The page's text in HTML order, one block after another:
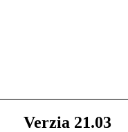
Verzia 21.03